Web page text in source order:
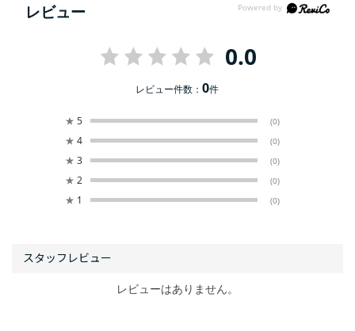
レビュー
0.0
レビュー件数：0件
★ 5 (0)
★ 4 (0)
★ 3 (0)
★ 2 (0)
★ 1 (0)
レビューはありません。